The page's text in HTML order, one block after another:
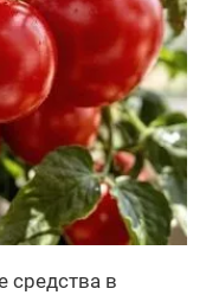
средства в